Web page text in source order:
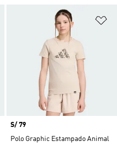
Añadir a la lista de deseos
Precio
S/ 79
Polo Graphic Estampado Animal